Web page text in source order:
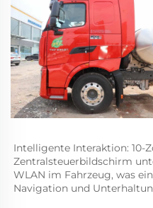
Intelligente Interaktion: 10-
Zentralsteuerbildschirm
WLAN im Fahrzeug, was
Navigation und